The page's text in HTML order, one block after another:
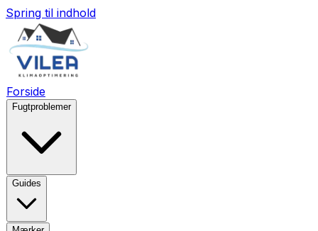
Spring til indhold
Forside
Fugtproblemer
Guides